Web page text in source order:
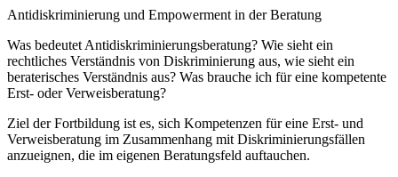
Antidiskriminierung und Empowerment in der Beratung
Was bedeutet Antidiskriminierungsberatung? Wie sieht ein
rechtliches Verständnis von Diskriminierung aus, wie sieht ein
beraterisches Verständnis aus? Was brauche ich für eine kompetente
Erst- oder Verweisberatung?
Ziel der Fortbildung ist es, sich Kompetenzen für eine Erst- und
Verweisberatung im Zusammenhang mit Diskriminierungsfällen
anzueignen, die im eigenen Beratungsfeld auftauchen.